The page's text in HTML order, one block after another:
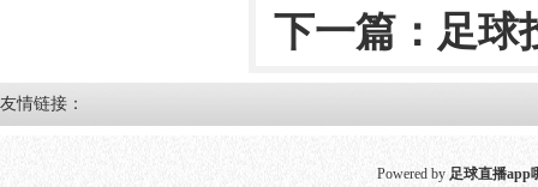
下一篇： 足球
友情链接：
Powered by 足球直播app